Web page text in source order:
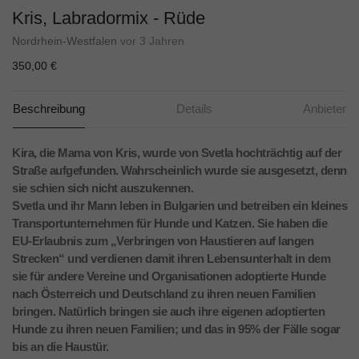
Kris, Labradormix - Rüde
Nordrhein-Westfalen vor 3 Jahren
350,00 €
Beschreibung Details Anbieter
Kira, die Mama von Kris, wurde von Svetla hochträchtig auf der
Straße aufgefunden. Wahrscheinlich wurde sie ausgesetzt, denn
sie schien sich nicht auszukennen.
Svetla und ihr Mann leben in Bulgarien und betreiben ein kleines
Transportunternehmen für Hunde und Katzen. Sie haben die
EU-Erlaubnis zum „Verbringen von Haustieren auf langen
Strecken“ und verdienen damit ihren Lebensunterhalt in dem
sie für andere Vereine und Organisationen adoptierte Hunde
nach Österreich und Deutschland zu ihren neuen Familien
bringen. Natürlich bringen sie auch ihre eigenen adoptierten
Hunde zu ihren neuen Familien; und das in 95% der Fälle sogar
bis an die Haustür.